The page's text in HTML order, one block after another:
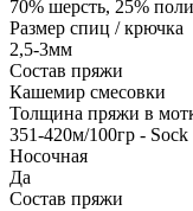
70% шерсть, 25%
Размер спиц / крючка
2,5-3мм
Состав пряжи
Кашемир смесовки
Толщина пряжи в
351-420м/100гр - Sock
Носочная
Да
Состав пряжи